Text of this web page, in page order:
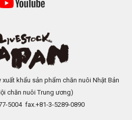
khẩu sản phẩm chăn nuôi Nhật Bản
chăn nuôi Trung ương)
5004 fax.+81-3-5289-0890